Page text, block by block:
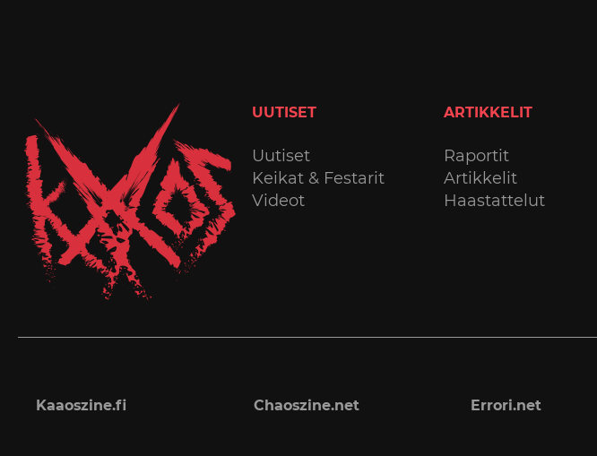
UUTISET
Uutiset
Keikat & Festarit
Videot
ARTIKKELIT
Raportit
Artikkelit
Haastattelut
Kaaoszine.fi Chaoszine.net Errori.net